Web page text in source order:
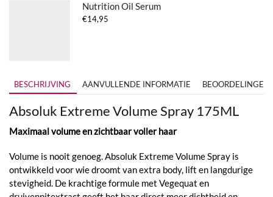
Nutrition Oil Serum
€14,95
BESCHRIJVING AANVULLENDE INFORMATIE BEOORDELINGEN
Absoluk Extreme Volume Spray 175ML
Maximaal volume en zichtbaar voller haar
Volume is nooit genoeg. Absoluk Extreme Volume Spray is
ontwikkeld voor wie droomt van extra body, lift en langdurige
stevigheid. De krachtige formule met Vegequat en